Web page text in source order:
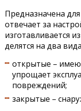
Предназначена
отвечает за
изготавливается
делятся на два
открытые –
упрощает
повреждений;
закрытые –